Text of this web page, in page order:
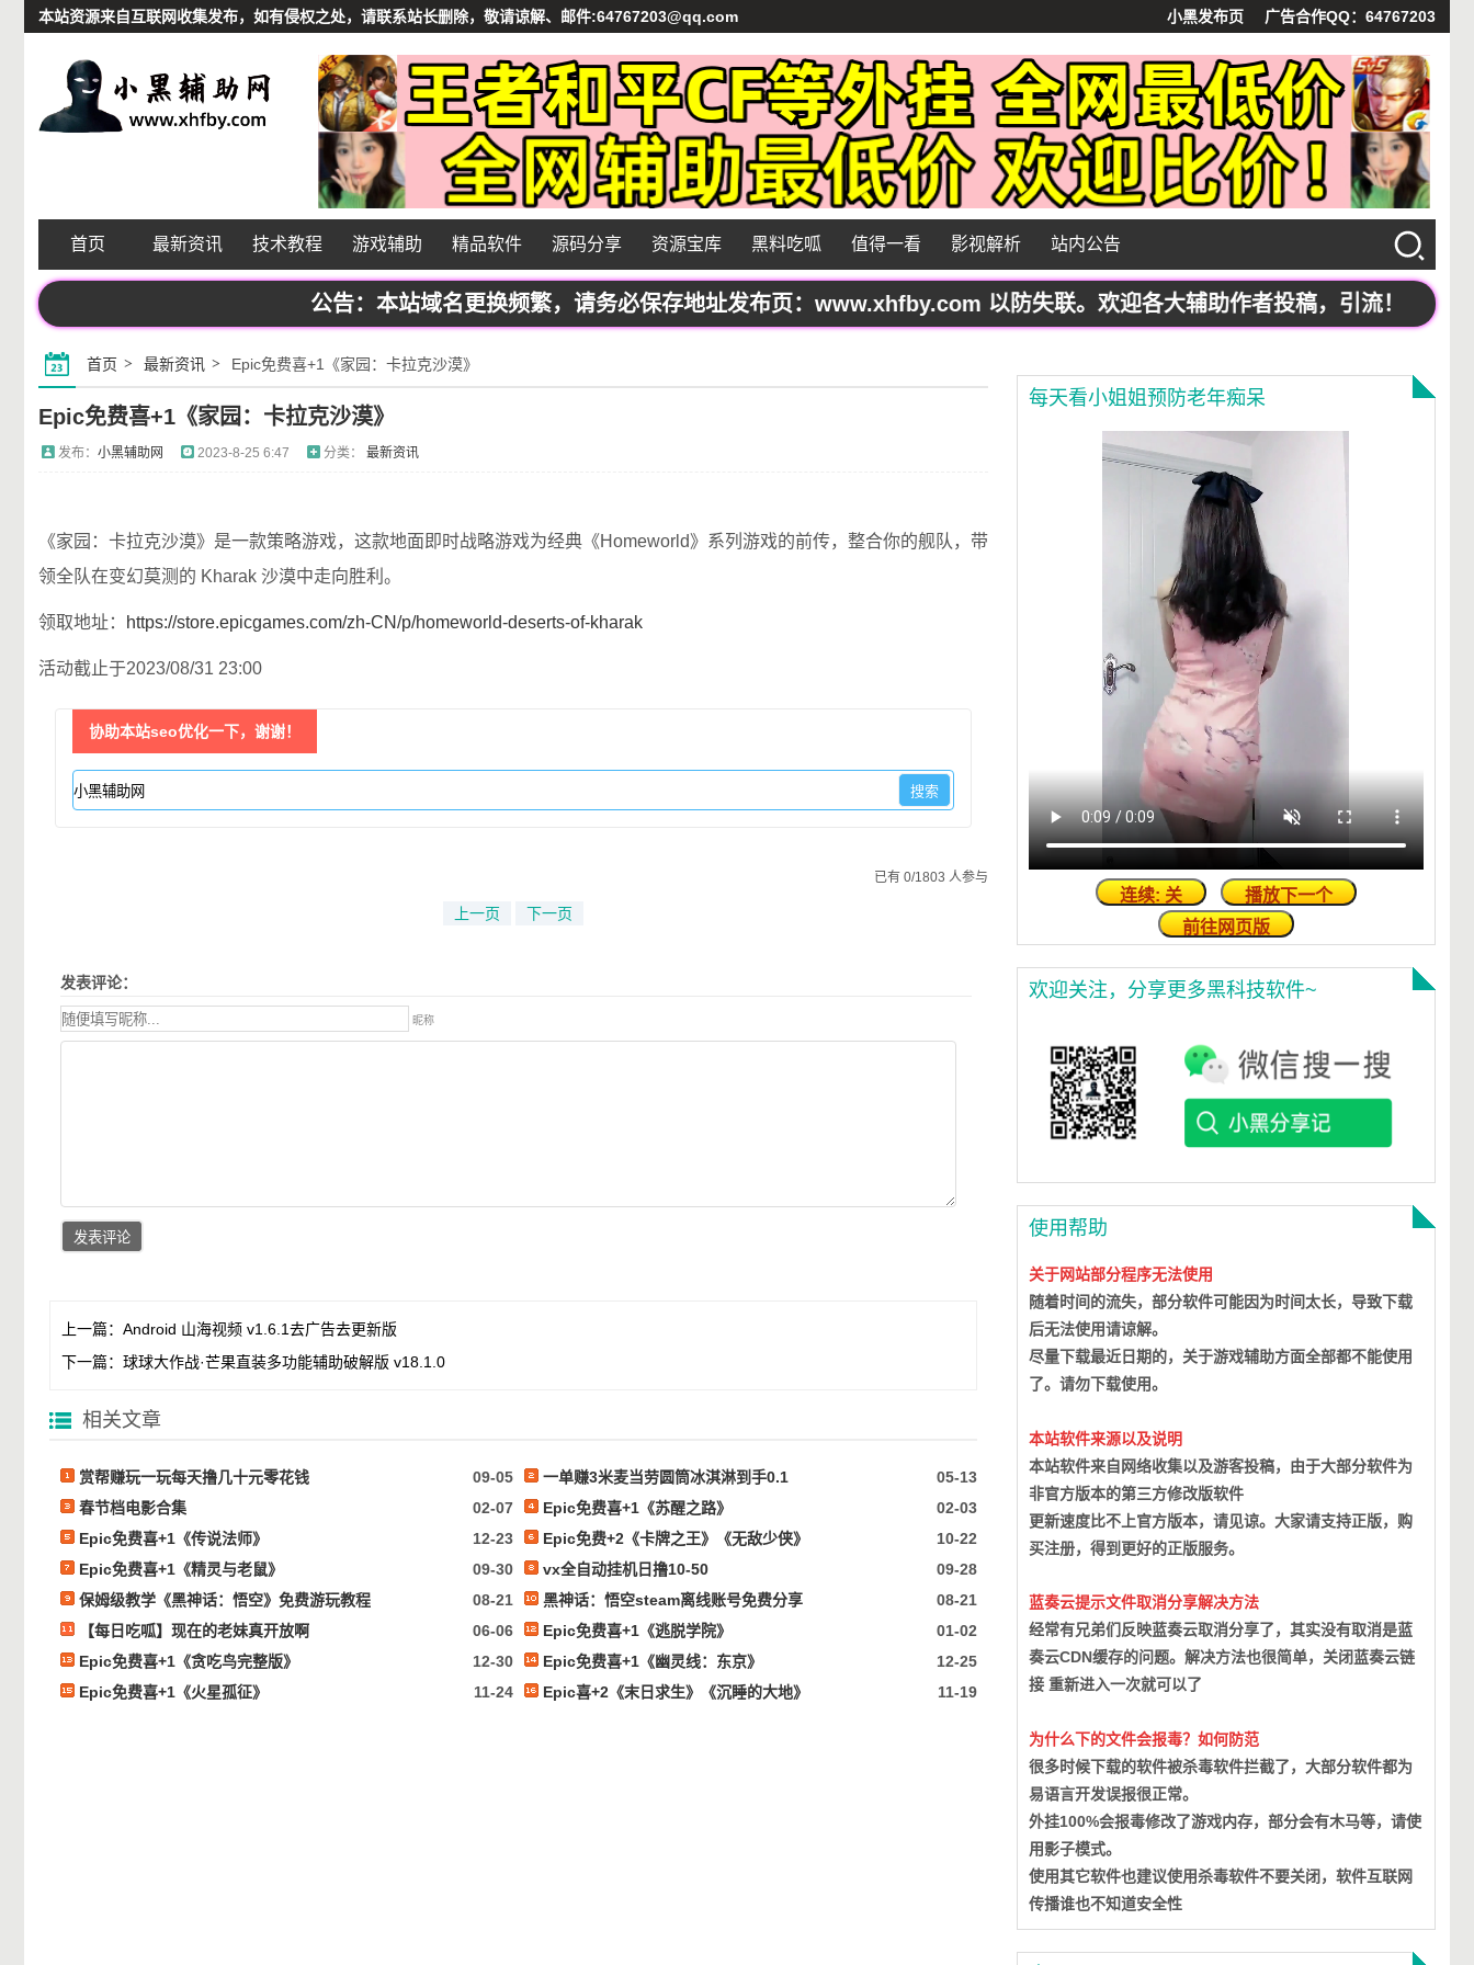
本站资源来自互联网收集发布，如有侵权之处，请联系站长删除，敬请谅解、邮件:64767203@qq.com 小黑发布页 广告合作QQ：64767203
首页 最新资讯 技术教程 游戏辅助 精品软件 源码分享 资源宝库 黑料吃呱 值得一看 影视解析 站内公告
公告：本站域名更换频繁，请务必保存地址发布页：www.xhfby.com 以防失联。欢迎各大辅助作者投稿，引流！
首页 最新资讯 Epic免费喜+1《家园：卡拉克沙漠》
Epic免费喜+1《家园：卡拉克沙漠》
发布： 小黑辅助网 2023-8-25 6:47 分类： 最新资讯
《家园：卡拉克沙漠》是一款策略游戏，这款地面即时战略游戏为经典《Homeworld》系列游戏的前传，整合你的舰队，带
领全队在变幻莫测的 Kharak 沙漠中走向胜利。
领取地址： https://store.epicgames.com/zh-CN/p/homeworld-deserts-of-kharak
活动截止于2023/08/31 23:00
协助本站seo优化一下，谢谢！
已有 0/1803 人参与
上一页 下一页
发表评论：
昵称
上一篇： Android 山海视频 v1.6.1去广告去更新版
下一篇： 球球大作战·芒果直装多功能辅助破解版 v18.1.0
相关文章
赏帮赚玩一玩每天撸几十元零花钱 09-05 一单赚3米麦当劳圆筒冰淇淋到手0.1
05-13
春节档电影合集
02-07 Epic免费喜+1《苏醒之路》
02-03
Epic免费喜+1《传说法师》
12-23 Epic免费+2《卡牌之王》《无敌少侠》
10-22
Epic免费喜+1《精灵与老鼠》
09-30 vx全自动挂机日撸10-50
09-28
保姆级教学《黑神话：悟空》免费游玩教程
08-21 黑神话：悟空steam离线账号免费分享
08-21
【每日吃呱】现在的老妹真开放啊
06-06 Epic免费喜+1《逃脱学院》
01-02
Epic免费喜+1《贪吃鸟完整版》
12-30 Epic免费喜+1《幽灵线：东京》
12-25
Epic免费喜+1《火星孤征》
11-24 Epic喜+2《末日求生》《沉睡的大地》 11-19
每天看小姐姐预防老年痴呆
连续: 关
播放下一个
前往网页版
欢迎关注，分享更多黑科技软件~
使用帮助
关于网站部分程序无法使用
随着时间的流失，部分软件可能因为时间太长，导致下载
后无法使用请谅解。
尽量下载最近日期的，关于游戏辅助方面全部都不能使用
了。请勿下载使用。
本站软件来源以及说明
本站软件来自网络收集以及游客投稿，由于大部分软件为
非官方版本的第三方修改版软件
更新速度比不上官方版本，请见谅。大家请支持正版，购
买注册，得到更好的正版服务。
蓝奏云提示文件取消分享解决方法
经常有兄弟们反映蓝奏云取消分享了，其实没有取消是蓝
奏云CDN缓存的问题。 解决方法也很简单，关闭蓝奏云链
接 重新进入一次就可以了
为什么下的文件会报毒？如何防范
很多时候下载的软件被杀毒软件拦截了，大部分软件都为
易语言开发误报很正常。
外挂100%会报毒修改了游戏内存，部分会有木马等，请使
用影子模式。
使用其它软件也建议使用杀毒软件不要关闭，软件互联网
传播谁也不知道安全性